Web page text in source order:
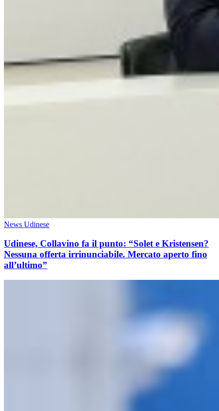
News Udinese
Udinese, Collavino fa il punto: “Solet e Kristensen?
Nessuna offerta irrinunciabile. Mercato aperto fino
all’ultimo”